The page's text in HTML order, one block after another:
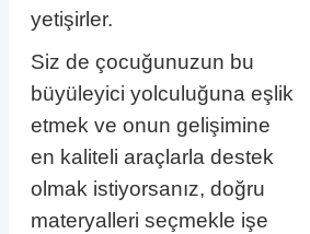
yetişirler.
Siz de çocuğunuzun bu
büyüleyici yolculuğuna eşlik
etmek ve onun gelişimine
en kaliteli araçlarla destek
olmak istiyorsanız, doğru
materyalleri seçmekle işe